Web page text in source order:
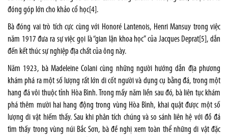
đóng góp lớn cho khảo cổ học [4] .
Bà đóng vai trò tích cực cùng với Honoré Lantenois, Henri Mansuy trong việc
năm 1917 đưa ra sự việc gọi là “gian lận khoa học” của Jacques Deprat [5] , dẫn
đến kết thúc sự nghiệp địa chất của ông này.
Năm 1923, bà Madeleine Colani cùng những người hướng dẫn địa phương
khám phá ra một số lượng rất lớn di cốt người và dụng cụ bằng đá, trong một
hang đá vôi thuộc tỉnh Hòa Bình. Trong mấy năm liền sau đó, bà liên tục khám
phá thêm mười hai hang động trong vùng Hòa Bình, khai quật được một số
lượng di vật hiếm thấy. Sau khi phân tích chúng và so sánh liên hệ với đồ đá
tìm thấy trong vùng núi Bắc Sơn, bà đề nghị xem toàn thể những di vật đặc